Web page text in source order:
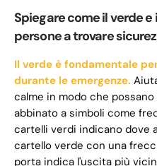
Spiegare come il verde
persone a trovare
Il verde è fondamentale
durante le emergenze.
calme in modo che
abbinato a simboli come
cartelli verdi indicano dove
cartello verde con una
porta indica l'uscita più